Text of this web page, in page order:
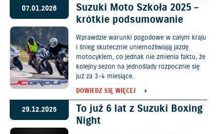
07.01.2026
Suzuki Moto Szkoła 2025 –
krótkie podsumowanie
Wprawdzie warunki pogodowe w całym kraju
i śnieg skutecznie uniemożliwiają jazdę
motocyklem, co jednak nie zmienia faktu, że
kolejny sezon na jednoślady rozpocznie się
już za 3-4 miesiące.
DOWIEDZ SIĘ WIĘCEJ
29.12.2025
To już 6 lat z Suzuki Boxing
Night